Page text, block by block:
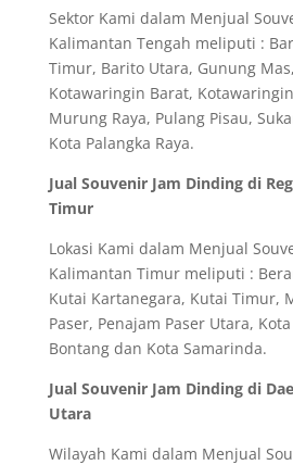
Sektor Kami dalam Menjual
Kalimantan Tengah meliputi :
Timur, Barito Utara, Gunung
Kotawaringin Barat,
Murung Raya, Pulang Pisau,
Kota Palangka Raya.
Jual Souvenir Jam Dinding di
Timur
Lokasi Kami dalam Menjual
Kalimantan Timur meliputi :
Kutai Kartanegara, Kutai Timur,
Paser, Penajam Paser Utara,
Bontang dan Kota Samarinda.
Jual Souvenir Jam Dinding di
Utara
Wilayah Kami dalam Menjual